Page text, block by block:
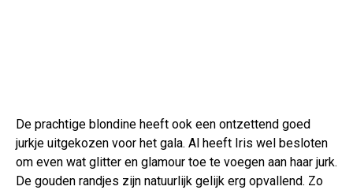
De prachtige blondine heeft ook een ontzettend goed
jurkje uitgekozen voor het gala. Al heeft Iris wel besloten
om even wat glitter en glamour toe te voegen aan haar jurk.
De gouden randjes zijn natuurlijk gelijk erg opvallend. Zo